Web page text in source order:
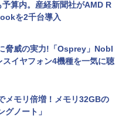
予算内。産経新聞社がAMD R
を2千台導入
脅威の実力!「Osprey」Nobl
イヤフォン4機種を一気に聴
メモリ倍増！メモリ32GBの
グノート」